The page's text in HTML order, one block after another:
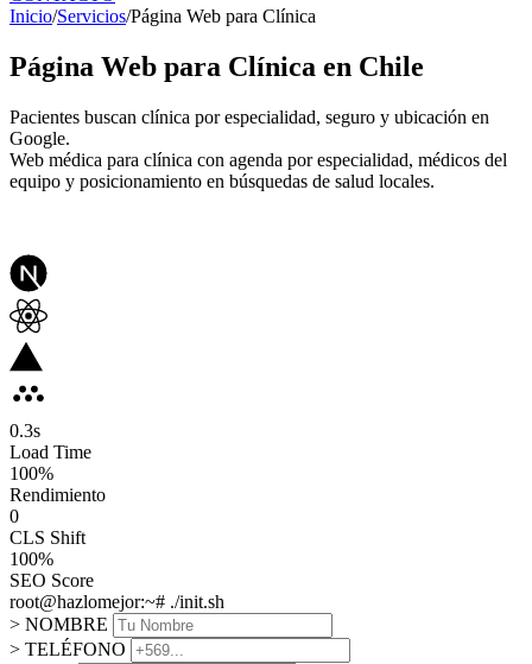
Inicio/Servicios/Página Web para Clínica
Página Web para Clínica en Chile
Pacientes buscan clínica por especialidad, seguro y ubicación en
Google.
Web médica para clínica con agenda por especialidad, médicos del
equipo y posicionamiento en búsquedas de salud locales.
0.3s
Load Time
100%
Rendimiento
0
CLS Shift
100%
SEO Score
root@hazlomejor:~# ./init.sh
> NOMBRE
> TELÉFONO